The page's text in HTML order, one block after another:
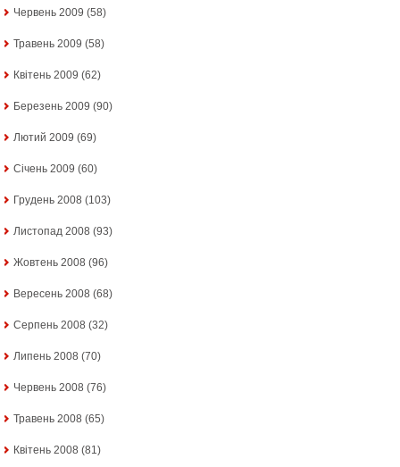
Червень 2009 (58)
Травень 2009 (58)
Квітень 2009 (62)
Березень 2009 (90)
Лютий 2009 (69)
Січень 2009 (60)
Грудень 2008 (103)
Листопад 2008 (93)
Жовтень 2008 (96)
Вересень 2008 (68)
Серпень 2008 (32)
Липень 2008 (70)
Червень 2008 (76)
Травень 2008 (65)
Квітень 2008 (81)